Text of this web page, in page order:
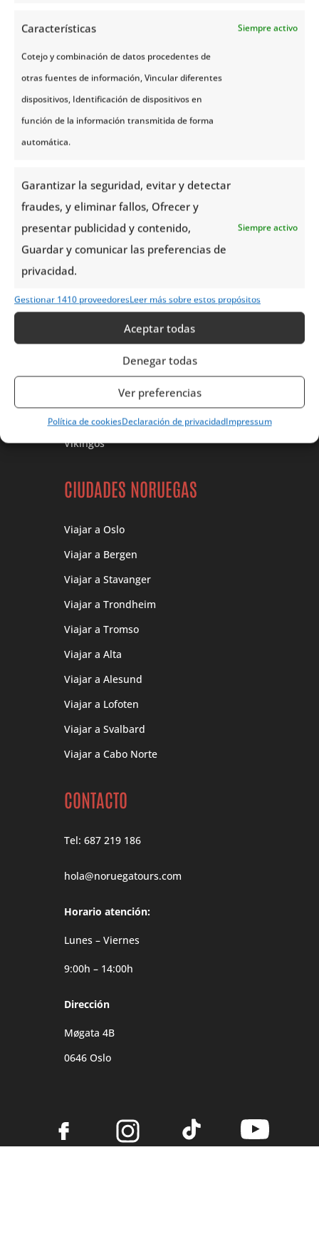
Características Siempre activo
Cotejo y combinación de datos procedentes de
otras fuentes de información, Vincular diferentes
dispositivos, Identificación de dispositivos en
función de la información transmitida de forma
automática.
Garantizar la seguridad, evitar y detectar
fraudes, y eliminar fallos, Ofrecer y
presentar publicidad y contenido,
Guardar y comunicar las preferencias de
privacidad.
Siempre activo
Gestionar 1410 proveedoresLeer más sobre estos propósitos
Aceptar todas
Denegar todas
Ver preferencias
Política de cookiesDeclaración de privacidadImpressum
Newsletter
Acceso Agencias
FAQs
ENLACES ÚTILES
Manual del viajero
Cómo vestir en Noruega
LA NATURALEZA NORUEGA
Fiordos Noruegos
Deportes en Noruega
CULTURA NORUEGA
Gastronomía
Vikingos
CIUDADES NORUEGAS
Viajar a Oslo
Viajar a Bergen
Viajar a Stavanger
Viajar a Trondheim
Viajar a Tromso
Viajar a Alta
Viajar a Alesund
Viajar a Lofoten
Viajar a Svalbard
Viajar a Cabo Norte
CONTACTO
Tel: 687 219 186
hola@noruegatours.com
Horario atención:
Lunes – Viernes
9:00h – 14:00h
Dirección
Møgata 4B
0646 Oslo